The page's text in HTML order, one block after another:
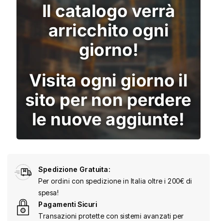
Spedizione Gratuita:
Per ordini con spedizione in Italia oltre i 200€ di
spesa!
Pagamenti Sicuri
Transazioni protette con sistemi avanzati per